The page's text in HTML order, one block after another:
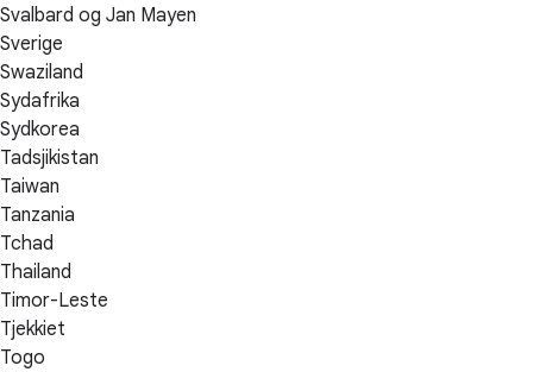
Svalbard og Jan Mayen
Sverige
Swaziland
Sydafrika
Sydkorea
Tadsjikistan
Taiwan
Tanzania
Tchad
Thailand
Timor-Leste
Tjekkiet
Togo